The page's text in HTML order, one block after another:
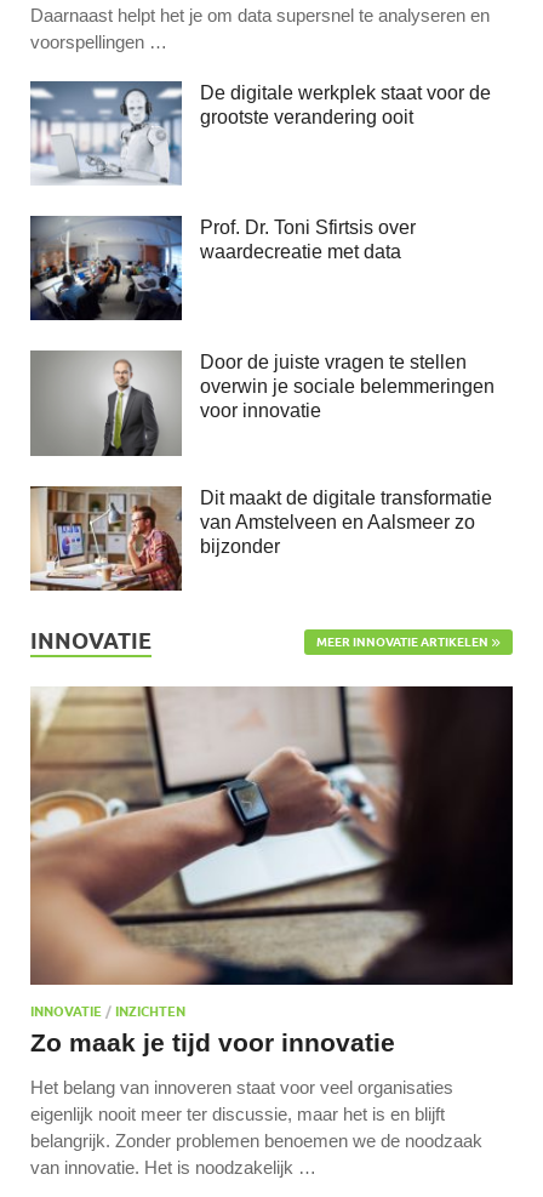
Daarnaast helpt het je om data supersnel te analyseren en
voorspellingen …
De digitale werkplek staat voor de
grootste verandering ooit
Prof. Dr. Toni Sfirtsis over
waardecreatie met data
Door de juiste vragen te stellen
overwin je sociale belemmeringen
voor innovatie
Dit maakt de digitale transformatie
van Amstelveen en Aalsmeer zo
bijzonder
INNOVATIE MEER INNOVATIE ARTIKELEN
INNOVATIE / INZICHTEN
Zo maak je tijd voor innovatie
Het belang van innoveren staat voor veel organisaties
eigenlijk nooit meer ter discussie, maar het is en blijft
belangrijk. Zonder problemen benoemen we de noodzaak
van innovatie. Het is noodzakelijk …